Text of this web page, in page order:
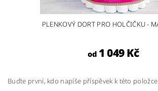
PLENKOVÝ DORT PRO HOLČIČKU -
od1 049 Kč
Buďte první, kdo napíše příspěvek k této položce.